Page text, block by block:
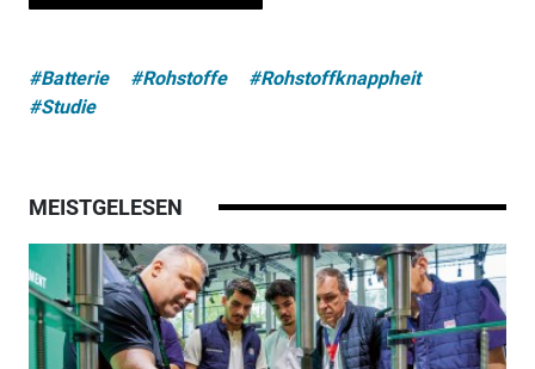
#Batterie #Rohstoffe
#Rohstoffknappheit
#Studie
MEISTGELESEN